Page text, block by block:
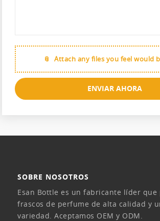
Attach any files you feel would
ENVIAR AHORA
SOBRE NOSOTROS
Esan Bottle es un fabricante líder que
frascos de perfume de alta calidad y
variedad. Aceptamos OEM y ODM.